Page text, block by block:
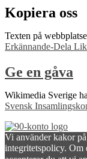
Kopiera oss
Texten på
Erkännande-Dela
Ge en gåva
Wikimedia Sverige
Svensk
Vi använder kakor
integritetspolicy. Om